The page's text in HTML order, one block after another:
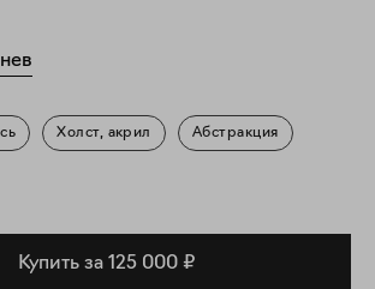
Холст, акрил Абстракция
Купить за 125 000 ₽